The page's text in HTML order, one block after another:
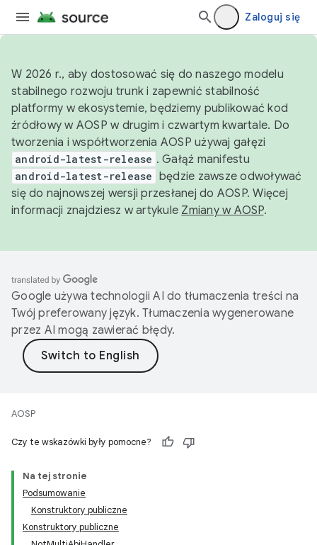
Zaloguj się
W 2026 r., aby dostosować się do naszego modelu
stabilnego rozwoju trunk i zapewnić stabilność
platformy w ekosystemie, będziemy publikować kod
źródłowy w AOSP w drugim i czwartym kwartale. Do
tworzenia i współtworzenia AOSP używaj gałęzi
android-latest-release . Gałąź manifestu
android-latest-release będzie zawsze odwoływać
się do najnowszej wersji przesłanej do AOSP. Więcej
informacji znajdziesz w artykule Zmiany w AOSP.
Google używa technologii AI do tłumaczenia treści na
Twój preferowany język. Tłumaczenia wygenerowane
przez AI mogą zawierać błędy.
AOSP
Czy te wskazówki były pomocne?
Na tej stronie
Podsumowanie
Konstruktory publiczne
Konstruktory publiczne